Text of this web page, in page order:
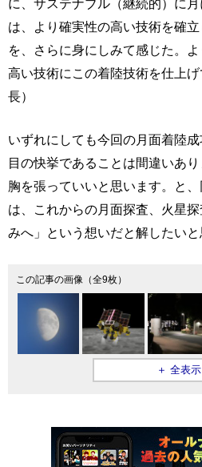
に、サステナブル（継続的）に
は、より確実性の高い技術を確
を、さらに身にしみて感じた。
高い技術にこの着陸技術を仕上
長）
いずれにしても今回の月面着陸
目の快挙であることは間違いあ
胸を張っていいと思います。と
は、これからの月面探査、火星
みへ」という想いだと解したいと
この記事の画像（全9枚）
＋ 全表示